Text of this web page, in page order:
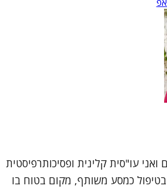
עו"סית קלינית ופסיכותרפיסטית
כמסע משותף, מקום בטוח בו